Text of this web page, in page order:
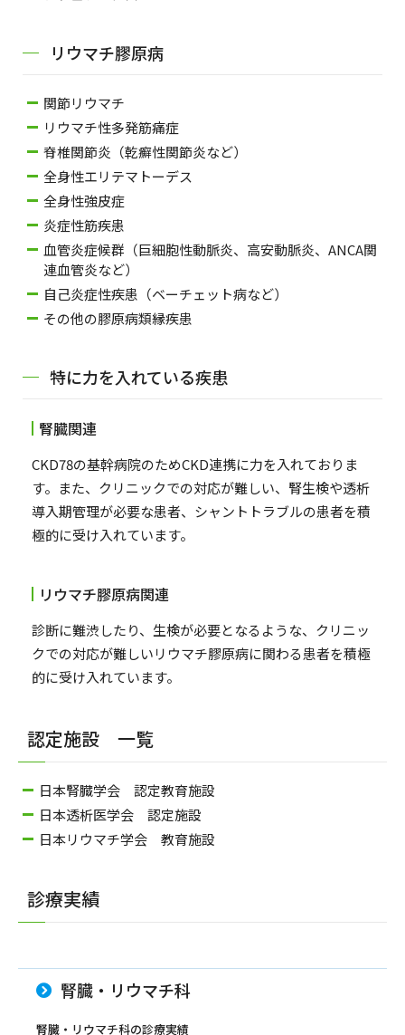
リウマチ膠原病
関節リウマチ
リウマチ性多発筋痛症
脊椎関節炎（乾癬性関節炎など）
全身性エリテマトーデス
全身性強皮症
炎症性筋疾患
血管炎症候群（巨細胞性動脈炎、高安動脈炎、ANCA関
連血管炎など）
自己炎症性疾患（ベーチェット病など）
その他の膠原病類縁疾患
特に力を入れている疾患
腎臓関連
CKD78の基幹病院のためCKD連携に力を入れておりま
す。また、クリニックでの対応が難しい、腎生検や透析
導入期管理が必要な患者、シャントトラブルの患者を積
極的に受け入れています。
リウマチ膠原病関連
診断に難渋したり、生検が必要となるような、クリニッ
クでの対応が難しいリウマチ膠原病に関わる患者を積極
的に受け入れています。
認定施設 一覧
日本腎臓学会 認定教育施設
日本透析医学会 認定施設
日本リウマチ学会 教育施設
診療実績
腎臓・リウマチ科
腎臓・リウマチ科の診療実績